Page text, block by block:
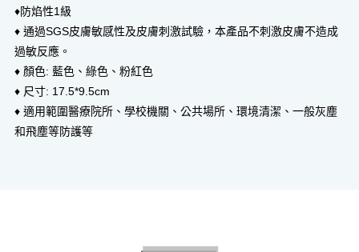
♦防焰性1級
♦ 通過SGS皮膚敏感性及皮膚刺激試驗，本產品不刺激皮膚不造成
過敏反應。
♦ 顏色: 藍色、綠色、粉紅色
♦ 尺寸: 17.5*9.5cm
♦ 適用範圍醫療院所、學校機關、公共場所、環境清潔、一般灰塵
和飛塵等防護等